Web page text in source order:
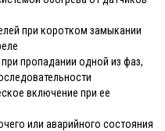
при коротком замыкании
пропадании одной из фаз,
включение при ее
или аварийного состояния